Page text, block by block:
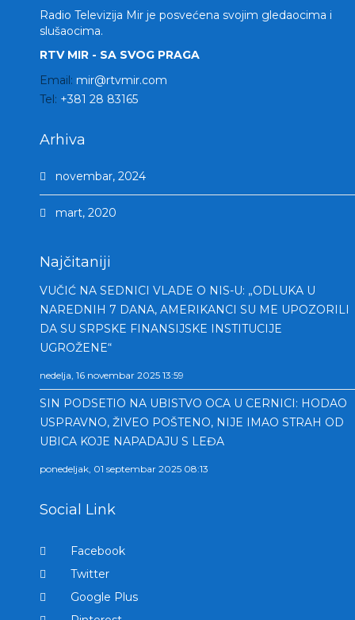
Radio Televizija Mir je posvećena svojim gledaocima i
slušaocima.
RTV MIR - SA SVOG PRAGA
Email: mir@rtvmir.com
Tel: +381 28 83165
Arhiva
novembar, 2024
mart, 2020
Najčitaniji
VUČIĆ NA SEDNICI VLADE O NIS-U: „ODLUKA U
NAREDNIH 7 DANA, AMERIKANCI SU ME UPOZORILI
DA SU SRPSKE FINANSIJSKE INSTITUCIJE
UGROŽENE“
nedelja, 16 novembar 2025 13:59
SIN PODSETIO NA UBISTVO OCA U CERNICI: HODAO
USPRAVNO, ŽIVEO POŠTENO, NIJE IMAO STRAH OD
UBICA KOJE NAPADAJU S LEĐA
ponedeljak, 01 septembar 2025 08:13
Social Link
Facebook
Twitter
Google Plus